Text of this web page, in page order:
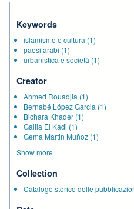
Keywords
islamismo e cultura (1)
paesi arabi (1)
urbanistica e società (1)
Creator
Ahmed Rouadjia (1)
Bernabé López Garcia (1)
Bichara Khader (1)
Galila El Kadi (1)
Gema Martin Muñoz (1)
Show more
Collection
Catalogo storico delle